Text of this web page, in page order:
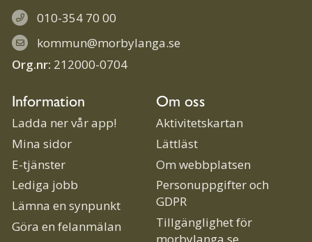
010-354 70 00
kommun@morbylanga.se
Org.nr: 212000-0704
Information
Ladda ner vår app!
Mina sidor
E-tjänster
Lediga jobb
Lämna en synpunkt
Göra en felanmälan
Om oss
Aktivitetskartan
Lättläst
Om webbplatsen
Personuppgifter och
GDPR
Tillgänglighet för